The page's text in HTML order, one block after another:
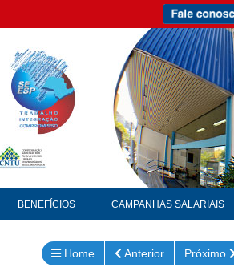
BENEFÍCIOS CAMPANHAS SALARIAIS
Home Anterior Próximo